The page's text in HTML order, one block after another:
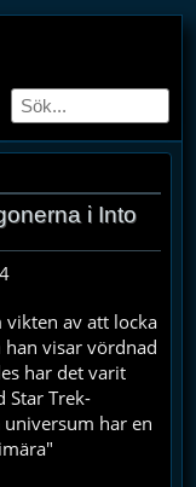
i Into
vikten av att locka
visar vördnad
har det varit
Star Trek-
har en